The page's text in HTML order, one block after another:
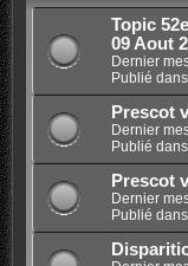
Topic
09 Aout
Dernier
Publié dans
Prescot
Dernier
Publié dans
Prescot
Dernier
Publié dans